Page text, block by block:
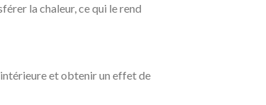
la chaleur, ce qui le rend
et obtenir un effet de